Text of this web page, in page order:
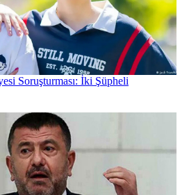
Soruşturması: İki Şüpheli